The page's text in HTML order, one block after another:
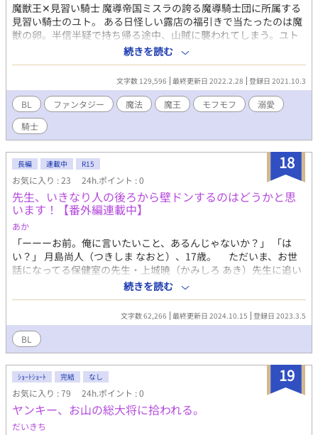
魔獣王✕見習い騎士 魔導帝国ミスラの誇る魔導騎士団に所属する
見習い騎士のユト。 ある日怪しい露店の福引きで当たったのは魔
獣の卵。半信半疑で持ち帰る途中、山賊に襲われてしまう。ユト
を助けたのは、孵化した小さな魔獣だった。 だが次の日には、立
派な人型の男に成長していた！ 実は500年前の厄災の魔獣王ロギ
アで、勇者に倒され卵の中で力を蓄え復活したという。 気に入ら
れてしまったユトは、ロギアが魔族だとバレないように匿うが迎
えに来た配下の魔族からロギアは帝国四星花の伯爵家当主だと言
われる。 さらに護衛騎士として屋敷で働く事になるが。
✼••┈┈⚠┈┈••✼ ・Ｒ１８オリジナルＢＬ （R18は※表記あり）
・固定CP ・本作は【Lv1だけど魔王に挑んでいいですか？】【転
生したら溺愛騎士の魔剣】と同じ世界観で時間軸は、Lv1魔王から
5年後。一応シリーズですが、単体でも読めます。文章は書き終え
ているので途中で更新止まる事はないです。周2〜3でアップ予
定。 ・本編終了後は番外編とか入れたいです。 ・訪問、閲覧、ブ
クマありがとうございます (*´ω｀*)暖かく見守って下さると嬉し
いです。 ・こちらの作品は、ムーンライトノベルズでも掲載して
おります
続きを読む
文字数 129,596 最終更新日 2022.2.28 登録日 2021.10.3
BL ファンタジー 魔法 魔王 モフモフ
溺愛
騎士
18
長編 連載中 R15
お気に入り : 23 24h.ポイント : 0
先生、いきなり人の後ろから壁ドンするのはどうかと思
います！【番外編連載中】
あか
「ーーーお前。俺に言いたいこと、あるんじゃないか？」 「は
い？」 月島尚人（つきしま なおと）、17歳。 ただいま、お世
話になってる保健室の先生・上城暁（かみしろ あき）先生に追い
詰められているなう、の巻。 これは、とある生徒と先生の、きっ
かけのお話。 ※この作品は数年前にBlove、エブリスタ、ムーン
ライトノベル、Pixivにも投稿されており、本編完結済です。 ※内
容は多少リメイクしておりますが、展開は変わらない予定です。
※本編終了後の番外編も思いついたら細々と書く予定です。
※2024年BL大賞にエントリーしました！良ければ見ていだけると
嬉しいです！！ 20241009追記
続きを読む
文字数 62,266 最終更新日 2024.10.15 登録日 2023.3.5
BL
19
ｼｮｰﾄｼｮｰﾄ 完結 なし
お気に入り : 79 24h.ポイント : 0
ヤンキー、お山の総大将に拾われる。
だいきち